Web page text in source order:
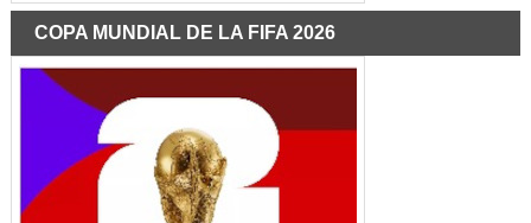
COPA MUNDIAL DE LA FIFA 2026